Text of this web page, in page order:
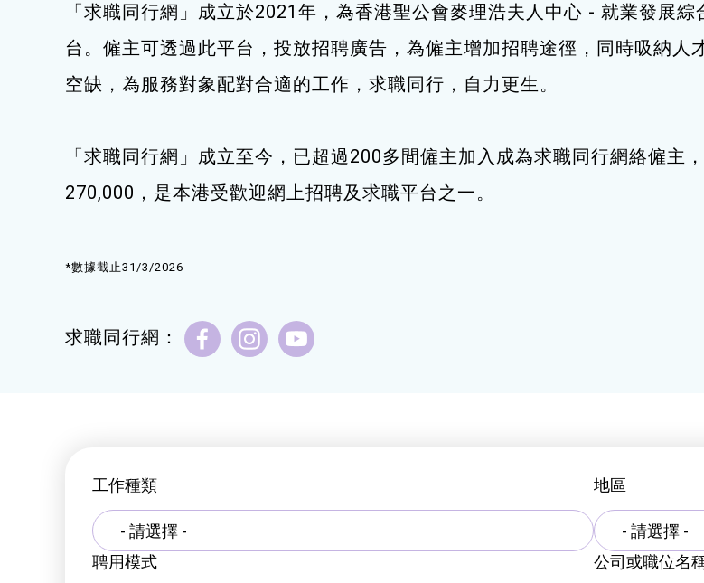
寵物急救
藝術分享
「求職同行網」成立於2021年，為香港聖公會麥理浩夫人中心 - 就業發展
台。僱主可透過此平台，投放招聘廣告，為僱主增加招聘途徑，同時吸納
空缺，為服務對象配對合適的工作，求職同行，自力更生。
「求職同行網」成立至今，已超過200多間僱主加入成為求職同行網絡僱主
270,000，是本港受歡迎網上招聘及求職平台之一。
*數據截止31/3/2026
求職同行網：
工作種類
- 請選擇 -
地區
- 請選擇 -
聘用模式
公司或職位名